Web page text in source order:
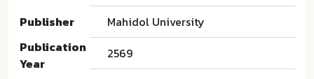
Publisher
Mahidol University
Publication
Year
2569